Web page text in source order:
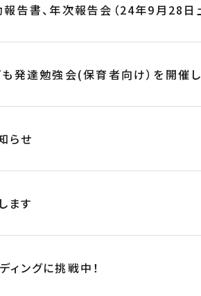
告書、年次報告会（24年9月28日
発達勉強会(保育者向け）を開
らせ
ます
ィングに挑戦中！